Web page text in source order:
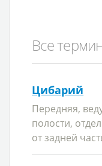
Все
Цибарий
Передняя,
полости,
от задней